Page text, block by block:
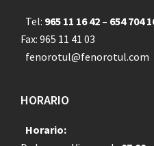
Tel: 965 11 16 42 – 654 704
Fax: 965 11 41 03
fenorotul@fenorotul.com
HORARIO
Horario: